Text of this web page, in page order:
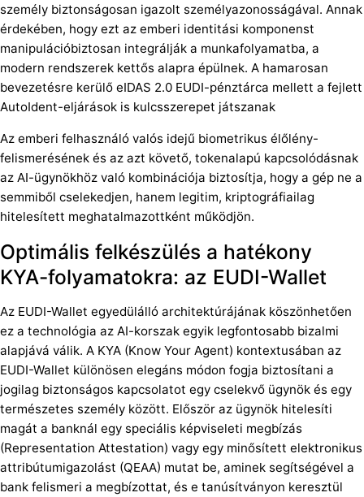
személy biztonságosan igazolt személyazonosságával. Annak
érdekében, hogy ezt az emberi identitási komponenst
manipulációbiztosan integrálják a munkafolyamatba, a
modern rendszerek kettős alapra épülnek. A hamarosan
bevezetésre kerülő eIDAS 2.0 EUDI-pénztárca mellett a fejlett
AutoIdent-eljárások is kulcsszerepet játszanak
Az emberi felhasználó valós idejű biometrikus élőlény-
felismerésének és az azt követő, tokenalapú kapcsolódásnak
az AI-ügynökhöz való kombinációja biztosítja, hogy a gép ne a
semmiből cselekedjen, hanem legitim, kriptográfiailag
hitelesített meghatalmazottként működjön.
Optimális felkészülés a hatékony
KYA-folyamatokra: az EUDI-Wallet
Az EUDI-Wallet egyedülálló architektúrájának köszönhetően
ez a technológia az AI-korszak egyik legfontosabb bizalmi
alapjává válik. A KYA (Know Your Agent) kontextusában az
EUDI-Wallet különösen elegáns módon fogja biztosítani a
jogilag biztonságos kapcsolatot egy cselekvő ügynök és egy
természetes személy között. Először az ügynök hitelesíti
magát a banknál egy speciális képviseleti megbízás
(Representation Attestation) vagy egy minősített elektronikus
attribútumigazolást (QEAA) mutat be, aminek segítségével a
bank felismeri a megbízottat, és e tanúsítványon keresztül